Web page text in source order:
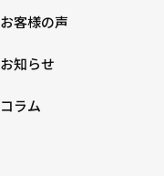
お客様の声
お知らせ
コラム